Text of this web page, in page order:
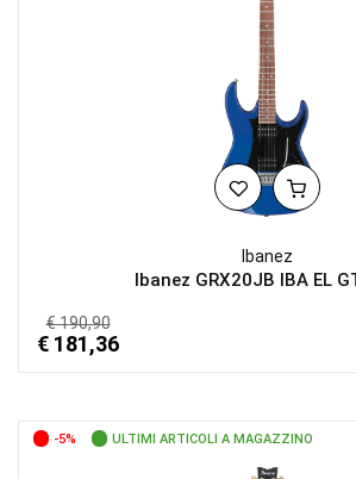
Ibanez
Ibanez GRX20JB IBA EL
€ 190,90
€ 181,36
-5% ULTIMI ARTICOLI A MAGAZZINO